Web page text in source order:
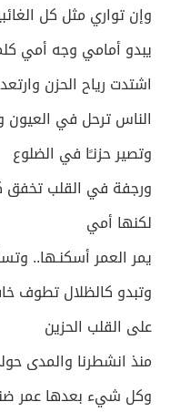
وإن تواري مثل كل
يبدو أمامي وجه أمي
اشتدت رياح الحزن‏
الناس ترحل في العيون
وتصير حزنـًا في الضلوع
ورجفة في القلب تخفق‏‏
لكنها أمي
يمر العمر أسكنـها..
وتبدو كالظلال تطوف
على القلب الحزين
منذ انشطرنا والمدى
وكل شيء بعدها‏ عمر